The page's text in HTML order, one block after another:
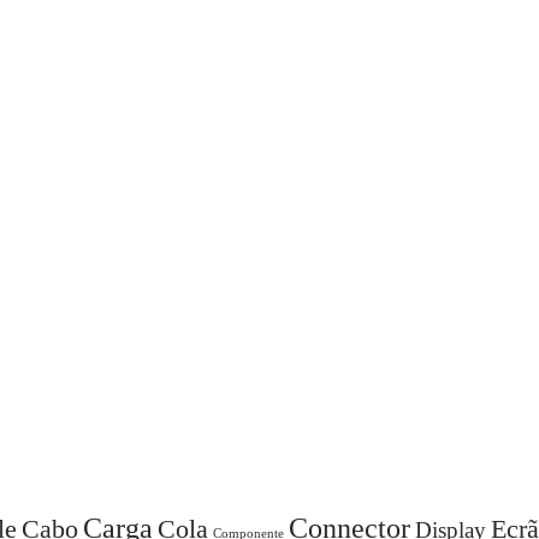
Cabo Carga Cola Componente ConnectorDisplayEcrã